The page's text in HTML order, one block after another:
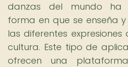
danzas del mundo ha
forma en que se enseña
las diferentes
cultura. Este tipo de
ofrecen una